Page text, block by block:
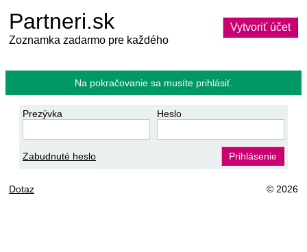
Partneri.sk
Zoznamka zadarmo pre každého
Vytvoriť účet
Na pokračovanie sa musíte prihlásiť.
Prezývka Heslo
Zabudnuté heslo Prihlásenie
Dotaz © 2026